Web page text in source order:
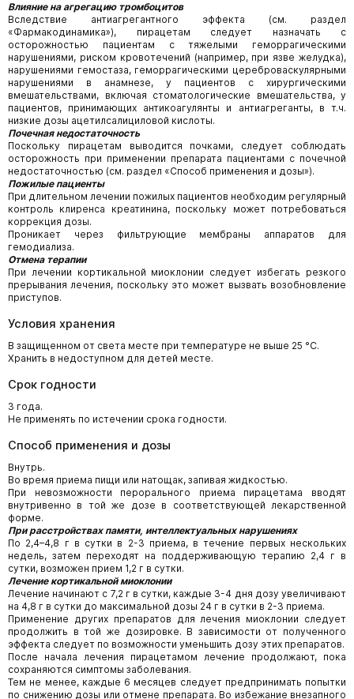
Влияние на агрегацию тромбоцитов
Вследствие антиагрегантного эффекта (см. раздел
«Фармакодинамика»), пирацетам следует назначать с
осторожностью пациентам с тяжелыми геморрагическими
нарушениями, риском кровотечений (например, при язве желудка),
нарушениями гемостаза, геморрагическими цереброваскулярными
нарушениями в анамнезе, у пациентов с хирургическими
вмешательствами, включая стоматологические вмешательства, у
пациентов, принимающих антикоагулянты и антиагреганты, в т.ч.
низкие дозы ацетилсалициловой кислоты.
Почечная недостаточность
Поскольку пирацетам выводится почками, следует соблюдать
осторожность при применении препарата пациентами с почечной
недостаточностью (см. раздел «Способ применения и дозы»).
Пожилые пациенты
При длительном лечении пожилых пациентов необходим регулярный
контроль клиренса креатинина, поскольку может потребоваться
коррекция дозы.
Проникает через фильтрующие мембраны аппаратов для
гемодиализа.
Отмена терапии
При лечении кортикальной миоклонии следует избегать резкого
прерывания лечения, поскольку это может вызвать возобновление
приступов.
Условия хранения
В защищенном от света месте при температуре не выше 25 °С.
Хранить в недоступном для детей месте.
Срок годности
3 года.
Не применять по истечении срока годности.
Способ применения и дозы
Внутрь.
Во время приема пищи или натощак, запивая жидкостью.
При невозможности перорального приема пирацетама вводят
внутривенно в той же дозе в соответствующей лекарственной
форме.
При расстройствах памяти, интеллектуальных нарушениях
По 2,4–4,8 г в сутки в 2-3 приема, в течение первых нескольких
недель, затем переходят на поддерживающую терапию 2,4 г в
сутки, возможен прием 1,2 г в сутки.
Лечение кортикальной миоклонии
Лечение начинают с 7,2 г в сутки, каждые 3-4 дня дозу увеличивают
на 4,8 г в сутки до максимальной дозы 24 г в сутки в 2-3 приема.
Применение других препаратов для лечения миоклонии следует
продолжить в той же дозировке. В зависимости от полученного
эффекта следует по возможности уменьшить дозу этих препаратов.
После начала лечения пирацетамом лечение продолжают, пока
сохраняются симптомы заболевания.
Тем не менее, каждые 6 месяцев следует предпринимать попытки
по снижению дозы или отмене препарата. Во избежание внезапного